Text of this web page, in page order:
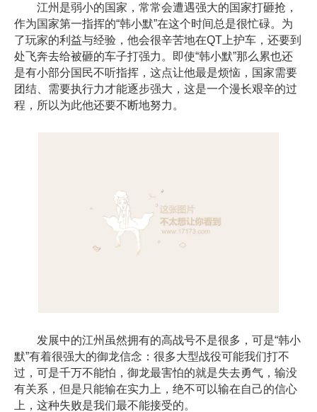
江州是弱小的国家，常常会遭遇强大的国家打砸抢，
作为国家第一指挥的“韩小默”在这个时间总是很忙碌。为
了玩家的利益与经验，他会很辛苦地在QT上护车，还要到
处飞奔去给被砸的车子打强力。即使“韩小默”那么累也还
是有小部分国民不听指挥，这点让他最是烦恼，国家需要
团结、需要执行力才能逐步强大，这是一个漫长艰辛的过
程，所以为此他还要不断地努力。
发展中的江州虽然拥有的高战号不是很多，可是“韩小
默”有着很强大的御龙信念：很多大型战役可能我们打不
过，可是千万不能怕，御龙最害怕的就是失去勇气，输没
有关系，但是只能输在实力上，绝不可以输在自己的信心
上，这种失败是我们最不能接受的。